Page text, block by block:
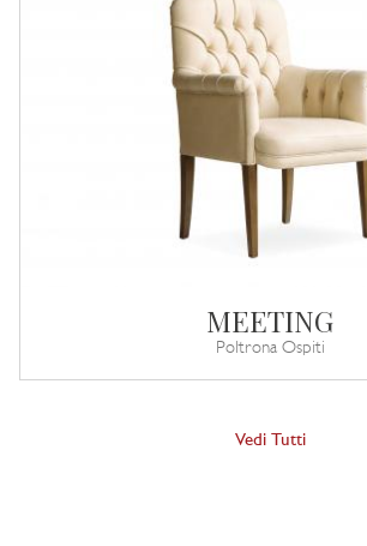
MEETING
Poltrona Ospiti
Vedi Tutti